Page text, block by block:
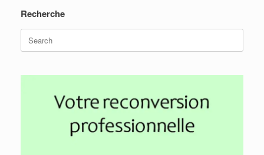
Recherche
for: